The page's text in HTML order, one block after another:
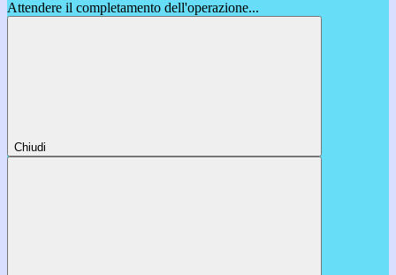
Attendere il completamento dell'operazione...
Chiudi